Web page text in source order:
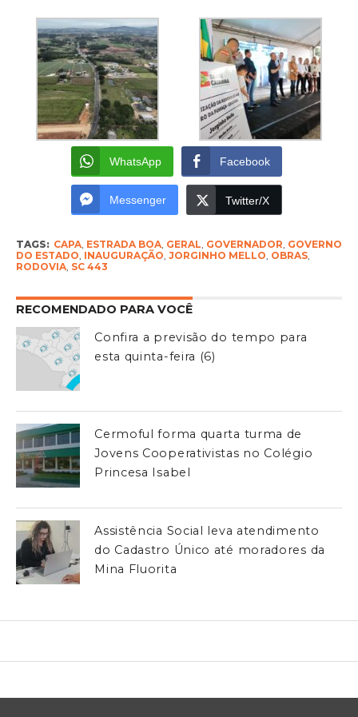
WhatsApp Facebook
Messenger Twitter/X
TAGS: CAPA, ESTRADA BOA, GERAL GOVERNADOR GOVERNO
DO ESTADO INAUGURAÇÃO JORGINHO MELLO OBRAS,
RODOVIA, SC 443
RECOMENDADO PARA VOCÊ
Confira a previsão do tempo para
esta quinta-feira (6)
Cermoful forma quarta turma de
Jovens Cooperativistas no Colégio
Princesa Isabel
Assistência Social leva atendimento
do Cadastro Único até moradores da
Mina Fluorita